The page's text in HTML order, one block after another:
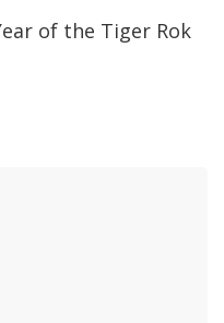
of the Tiger Rok